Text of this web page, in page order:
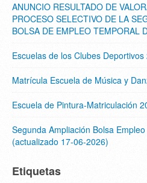
ANUNCIO RESULTADO DE
PROCESO SELECTIVO DE LA
BOLSA DE EMPLEO TEMPORAL
Escuelas de los Clubes Deportivos
Matrícula Escuela de Música y
Escuela de Pintura-Matriculación
Segunda Ampliación Bolsa
(actualizado 17-06-2026)
Etiquetas